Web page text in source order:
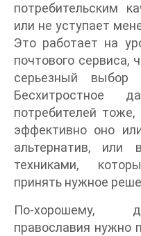
потребительским
или не уступает
Это работает на
почтового сервиса,
серьезный выбор
Бесхитростное
потребителей
эффективно оно
альтернатив, или
техниками,
принять нужное
По-хорошему,
православия нужно